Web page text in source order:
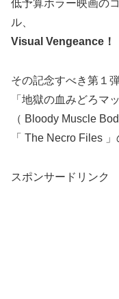
低予算ホラー映画の
ル、
Visual Vengeance！
その記念すべき第１
「地獄の血みどろマ
（ Bloody Muscle
「 The Necro Files
スポンサードリンク